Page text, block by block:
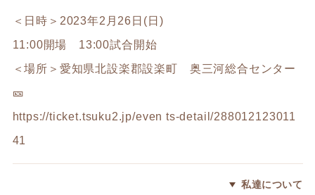
＜日時＞2023年2月26日(日)
11:00開場 13:00試合開始
＜場所＞愛知県北設楽郡設楽町 奥三河総合センター
🎫
https://ticket.tsuku2.jp/even ts-detail/288012123011
41
私達について